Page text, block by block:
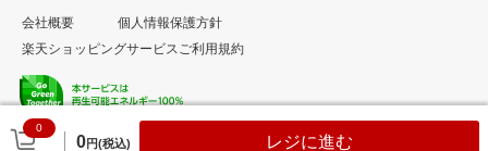
0
0円(税込) レジに進む
会社概要
個人情報保護方針
楽天ショッピングサービスご利用規約
© Rakuten Group, Inc.